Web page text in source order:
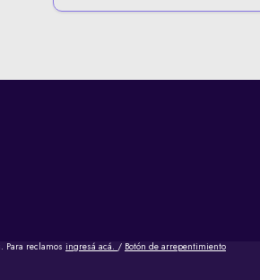
Para reclamos ingresá acá. / Botón de arrepentimiento